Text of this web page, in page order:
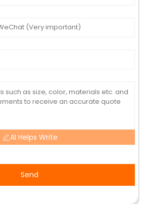
AI Helps Write
Send